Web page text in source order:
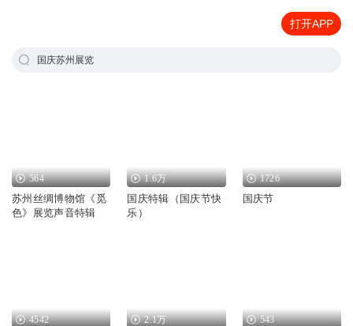
打开APP
国庆苏州展览
564
苏州丝绸博物馆《觅
色》展览声音特辑
1.6万
国庆特辑（国庆节快
乐）
1726
国庆节
4542 2.1万 543